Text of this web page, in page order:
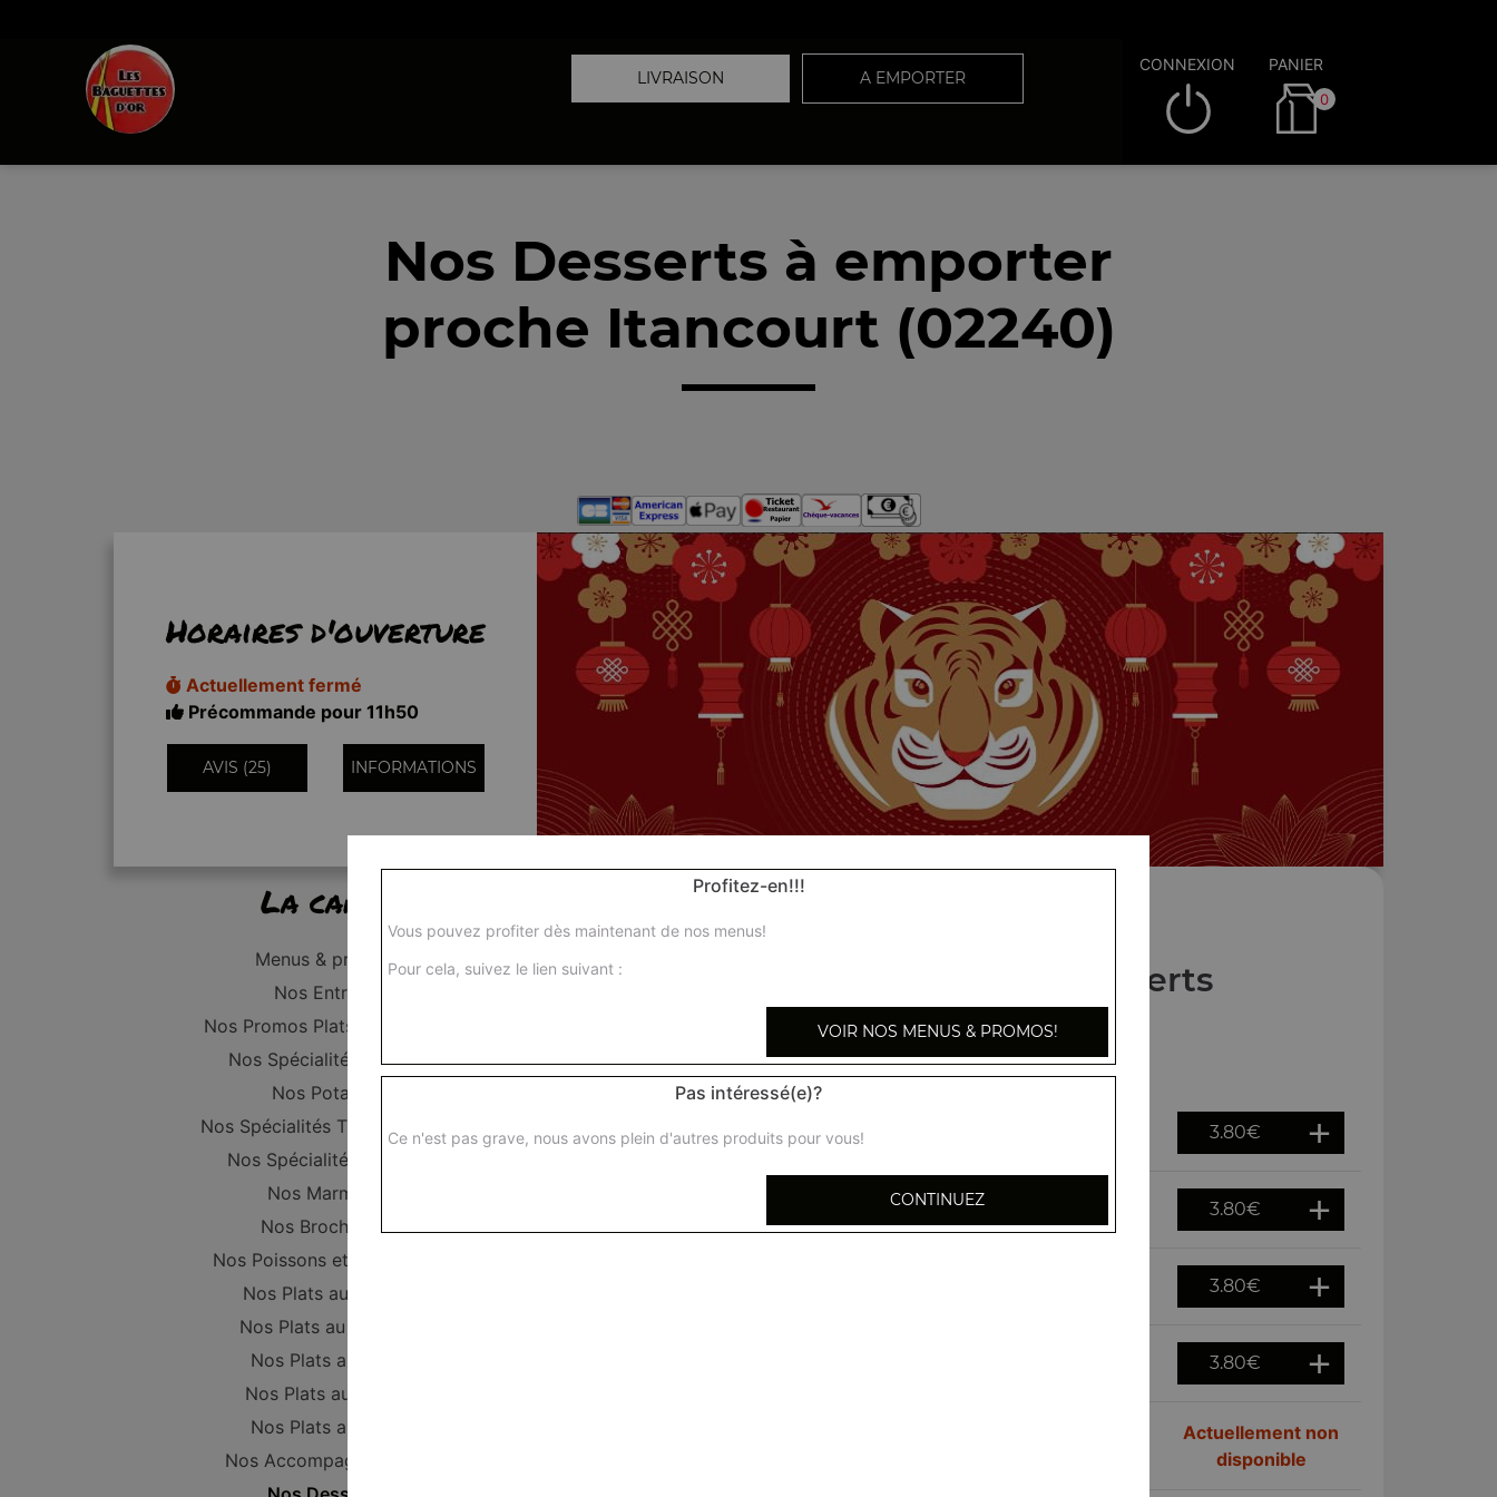
LIVRAISON A EMPORTER
CONNEXION PANIER
0
Nos Desserts à emporter
proche Itancourt (02240)
Horaires d'ouverture
Actuellement fermé
Précommande pour 11h50
AVIS (25) INFORMATIONS
La carte
Menus & promos
Nos Entrées
Nos Promos Plats Composer
Nos Spécialités vapeur
Nos Potages
Nos Spécialités Thaïlandaises
Nos Spécialités Maison
Nos Marmites
Nos Brochettes
Nos Poissons et Crustacés
Nos Plats au Poulet
Nos Plats au Canard
Nos Plats au Porc
Nos Plats au Boeuf
Nos Plats au Tofu
Nos Accompagnements
Nos Desserts
Beignets aux pommes 3.80€
3.80€
3.80€
3.80€
Actuellement non
disponible
Profitez-en!!!
Vous pouvez profiter dès maintenant de nos menus!
Pour cela, suivez le lien suivant :
VOIR NOS MENUS & PROMOS!
Pas intéressé(e)?
Ce n'est pas grave, nous avons plein d'autres produits pour vous!
CONTINUEZ